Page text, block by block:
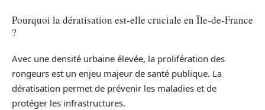
Pourquoi la dératisation est-elle cruciale en Île-de-France
?
Avec une densité urbaine élevée, la prolifération des
rongeurs est un enjeu majeur de santé publique. La
dératisation permet de prévenir les maladies et de
protéger les infrastructures.